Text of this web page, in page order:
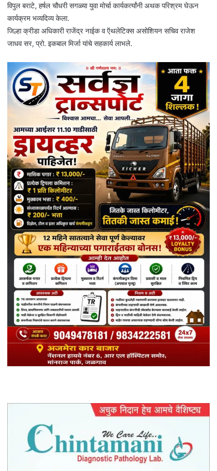
विपुल बराटे, हर्षल चौधरी सगळ्या युवा मोर्चा कार्यकर्त्यांनी अथक परिश्रम घेऊन
कार्यक्रम भव्यदिव्य केला.
जिल्हा क्रीडा अधिकारी राजेंद्र नाईक व ऍथलेटिक्स असोशियन सचिव राजेश
जाधव सर, प्रो. इकबाल मिर्जा यांचे सहकार्य लाभले.